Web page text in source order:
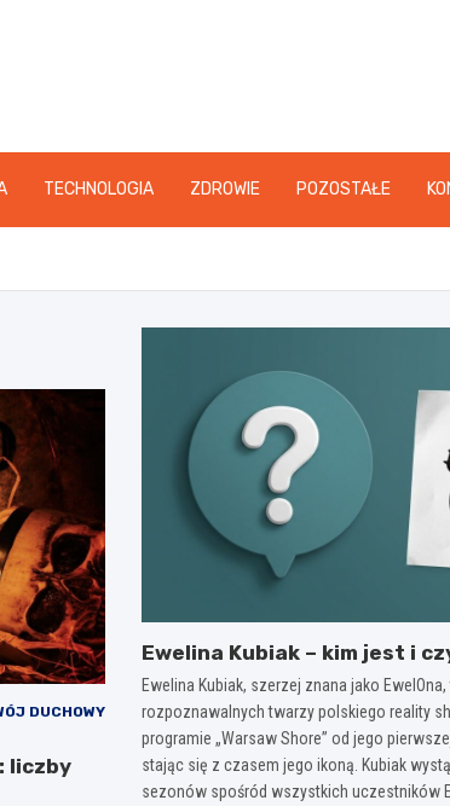
TECHNOLOGIA ZDROWIE POZOSTAŁE
DUCHOWY
liczby
Ewelina Kubiak – kim jest i
Ewelina Kubiak, szerzej znana jako
rozpoznawalnych twarzy polskiego reality
programie „Warsaw Shore” od jego
stając się z czasem jego ikoną. Kubiak
sezonów spośród wszystkich uczestników